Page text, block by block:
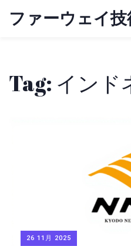
ファーウェイ技
Tag: インド
26 11月 2025